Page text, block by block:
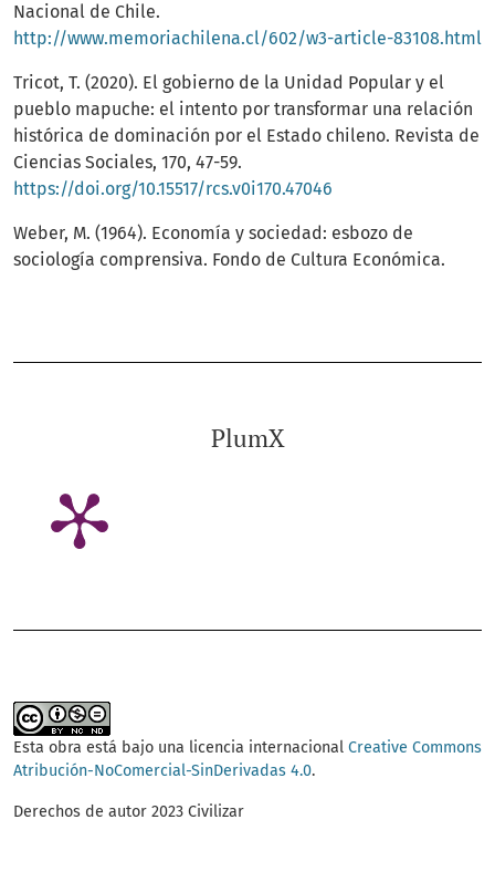
PlumX
Nacional de Chile.
http://www.memoriachilena.cl/602/w3-article-83108.html
Tricot, T. (2020). El gobierno de la Unidad Popular y el
pueblo mapuche: el intento por transformar una relación
histórica de dominación por el Estado chileno. Revista de
Ciencias Sociales, 170, 47-59.
https://doi.org/10.15517/rcs.v0i170.47046
Weber, M. (1964). Economía y sociedad: esbozo de
sociología comprensiva. Fondo de Cultura Económica.
Esta obra está bajo una licencia internacional Creative Commons
Atribución-NoComercial-SinDerivadas 4.0.
Derechos de autor 2023 Civilizar